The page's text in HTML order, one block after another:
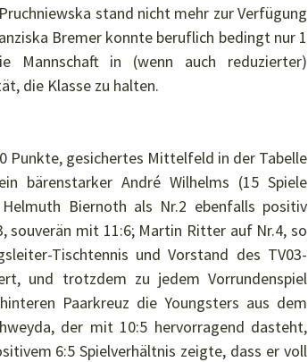
stand nicht mehr zur Verfügung
Bremer konnte beruflich bedingt nur 1
Mannschaft in (wenn auch reduzierter)
die Klasse zu halten.
Punkte, gesichertes Mittelfeld in der Tabelle
bärenstarker André Wilhelms (15 Spiele
Biernoth als Nr.2 ebenfalls positiv
souverän mit 11:6; Martin Ritter auf Nr.4, so
Tischtennis und Vorstand des TV03-
und trotzdem zu jedem Vorrundenspiel
Paarkreuz die Youngsters aus dem
der mit 10:5 hervorragend dasteht,
6:5 Spielverhältnis zeigte, dass er voll